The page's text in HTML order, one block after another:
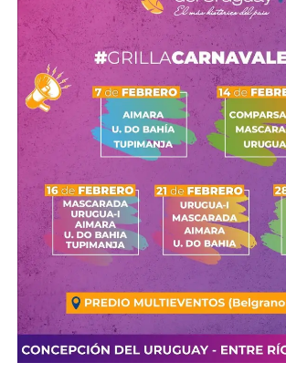
No hay duda de quelos seis primeros
de un niño son los más importantes
,
crecimiento es más rápido. Por eso, hay
cuenta que, en esta etapa, las
solo las cubre completamente la leche
De hecho, la lactancia materna tiene una
ventajas para el niño, pero también para
primero de ellos, es la única leche que
necesidadesy su composición cambia
Además,no está contaminada, aporta
las infecciones y disminuye las
alérgicas
Para la madre, la leche materna
útero a su tamaño normal, disminuye
grasas que acumula durante el